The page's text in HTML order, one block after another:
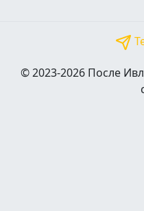
© 2023-2026 После